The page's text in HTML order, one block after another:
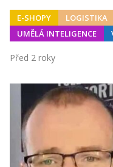
E-SHOPY LOGISTIKA
UMĚLÁ INTELIGENCE
Před 2 roky